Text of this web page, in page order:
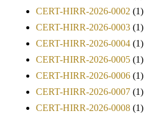
CERT-HIRR-2026-0002 (1)
CERT-HIRR-2026-0003 (1)
CERT-HIRR-2026-0004 (1)
CERT-HIRR-2026-0005 (1)
CERT-HIRR-2026-0006 (1)
CERT-HIRR-2026-0007 (1)
CERT-HIRR-2026-0008 (1)